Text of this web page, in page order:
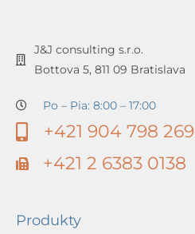
J&J consulting s.r.o.
Bottova 5, 811 09 Bratislava
Po – Pia: 8:00 – 17:00
+421 904 798 269
+421 2 6383 0138
Produkty